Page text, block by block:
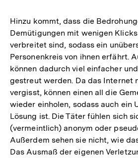
Hinzu kommt, dass die
Demütigungen mit wenigen
verbreitet sind, sodass ein
Personenkreis von ihnen erfährt.
können dadurch viel einfacher
gestreut werden. Da das Internet
vergisst, können einen all die
wieder einholen, sodass auch ein
Lösung ist. Die Täter fühlen sich
(vermeintlich) anonym oder
Außerdem sehen sie nicht, wie
Das Ausmaß der eigenen